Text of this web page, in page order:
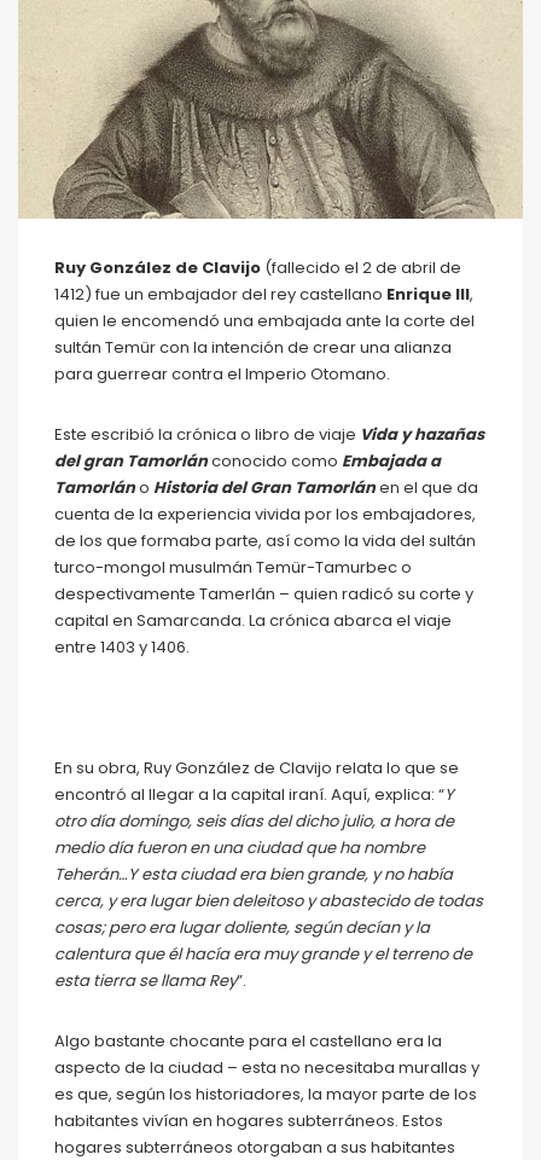
Ruy González de Clavijo (fallecido el 2 de abril de
1412) fue un embajador del rey castellano Enrique III,
quien le encomendó una embajada ante la corte del
sultán Temür con la intención de crear una alianza
para guerrear contra el Imperio Otomano.
​Este escribió la crónica o libro de viaje Vida y hazañas
del gran Tamorlánconocido como Embajada a
Tamorláno Historia del Gran Tamorlánen el que da
cuenta de la experiencia vivida por los embajadores,
de los que formaba parte, así como la vida del sultán
turco-mongol musulmán Temür-Tamurbec o
despectivamente Tamerlán – quien radicó su corte y
capital en Samarcanda. La crónica abarca el viaje
entre 1403 y 1406.
En su obra, Ruy González de Clavijo relata lo que se
encontró al llegar a la capital iraní. Aquí, explica: “Y
otro día domingo, seis días del dicho julio, a hora de
medio día fueron en una ciudad que ha nombre
Teherán…Y esta ciudad era bien grande, y no había
cerca, y era lugar bien deleitoso y abastecido de todas
cosas; pero era lugar doliente, según decían y la
calentura que él hacía era muy grande y el terreno de
esta tierra se llama Rey”.
Algo bastante chocante para el castellano era la
aspecto de la ciudad – esta no necesitaba murallas y
es que, según los historiadores, la mayor parte de los
habitantes vivían en hogares subterráneos. Estos
hogares subterráneos otorgaban a sus habitantes